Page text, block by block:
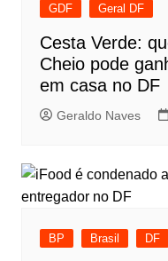
GDF Geral DF
Cesta Verde:
Cheio pode
em casa no DF
Geraldo Naves
BP Brasil DF